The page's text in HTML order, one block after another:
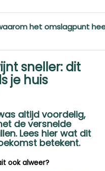
het omslagpunt
sneller: dit
je huis
altijd voordelig,
de versnelde
Lees hier wat dit
betekent.
ook alweer?